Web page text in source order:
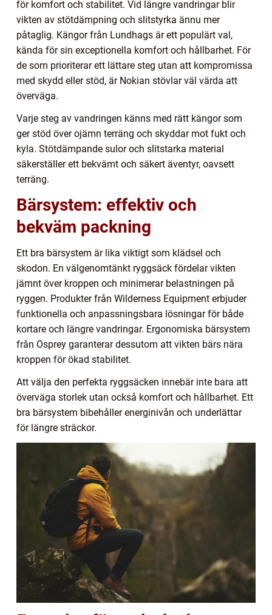
för komfort och stabilitet. Vid längre vandringar blir
vikten av stötdämpning och slitstyrka ännu mer
påtaglig. Kängor från Lundhags är ett populärt val,
kända för sin exceptionella komfort och hållbarhet. För
de som prioriterar ett lättare steg utan att kompromissa
med skydd eller stöd, är Nokian stövlar väl värda att
överväga.
Varje steg av vandringen känns med rätt kängor som
ger stöd över ojämn terräng och skyddar mot fukt och
kyla. Stötdämpande sulor och slitstarka material
säkerställer ett bekvämt och säkert äventyr, oavsett
terräng.
Bärsystem: effektiv och
bekväm packning
Ett bra bärsystem är lika viktigt som klädsel och
skodon. En välgenomtänkt ryggsäck fördelar vikten
jämnt över kroppen och minimerar belastningen på
ryggen. Produkter från Wilderness Equipment erbjuder
funktionella och anpassningsbara lösningar för både
kortare och längre vandringar. Ergonomiska bärsystem
från Osprey garanterar dessutom att vikten bärs nära
kroppen för ökad stabilitet.
Att välja den perfekta ryggsäcken innebär inte bara att
överväga storlek utan också komfort och hållbarhet. Ett
bra bärsystem bibehåller energinivån och underlättar
för längre sträckor.